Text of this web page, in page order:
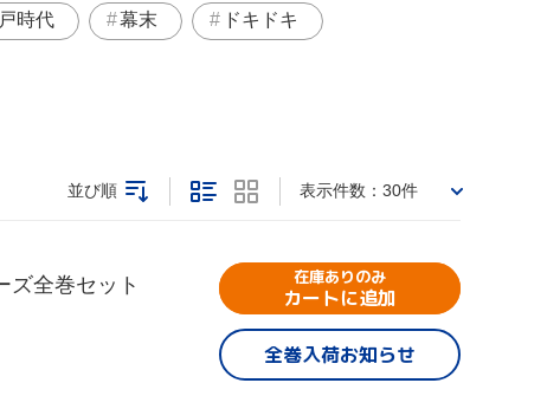
時代 幕末 ドキドキ
並び順 表示件数： 30件
ズ全巻セット 在庫ありのみ
カートに追加
全巻入荷お知らせ